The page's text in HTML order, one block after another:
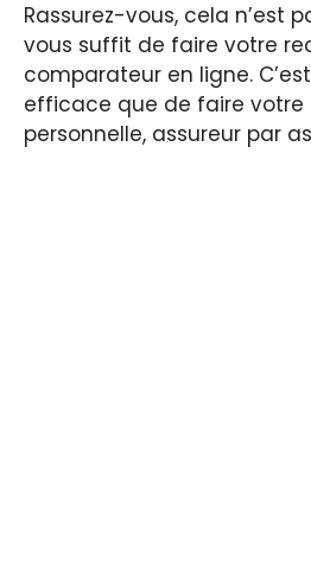
Rassurez-vous, cela n’est
vous suffit de faire votre
comparateur en ligne.
efficace que de faire votre
personnelle, assureur par